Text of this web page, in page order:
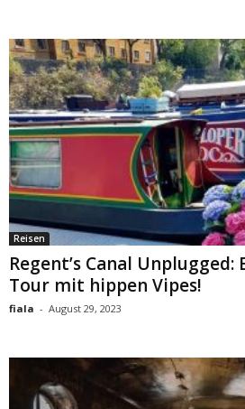
Reisen
Regent’s Canal
Tour mit hippen Vipes!
fiala - August 29, 2023